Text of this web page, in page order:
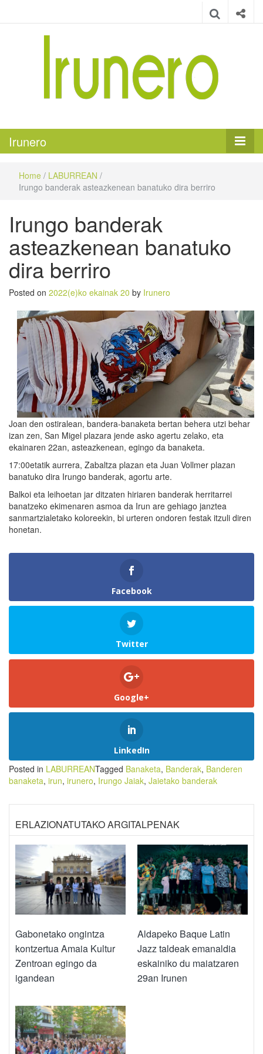
Irunero
Home / LABURREAN /
Irungo banderak asteazkenean banatuko dira berriro
Irungo banderak
asteazkenean banatuko
dira berriro
Posted on 2022(e)ko ekainak 20 by Irunero
Joan den ostiralean, bandera-banaketa bertan behera utzi behar
izan zen, San Migel plazara jende asko agertu zelako, eta
ekainaren 22an, asteazkenean, egingo da banaketa.
17:00etatik aurrera, Zabaltza plazan eta Juan Vollmer plazan
banatuko dira Irungo banderak, agortu arte.
Balkoi eta leihoetan jar ditzaten hiriaren banderak herritarrei
banatzeko ekimenaren asmoa da Irun are gehiago janztea
sanmartzialetako koloreekin, bi urteren ondoren festak itzuli diren
honetan.
Facebook
Twitter
Google+
LinkedIn
Posted in LABURREANTagged Banaketa, Banderak, Banderen
banaketa, irun, irunero, Irungo Jaiak, Jaietako banderak
ERLAZIONATUTAKO ARGITALPENAK
Gabonetako ongintza
kontzertua Amaia Kultur
Zentroan egingo da
igandean
Aldapeko Baque Latin
Jazz taldeak emanaldia
eskainiko du maiatzaren
29an Irunen